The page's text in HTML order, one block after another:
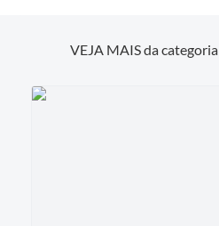
VEJA MAIS da categoria